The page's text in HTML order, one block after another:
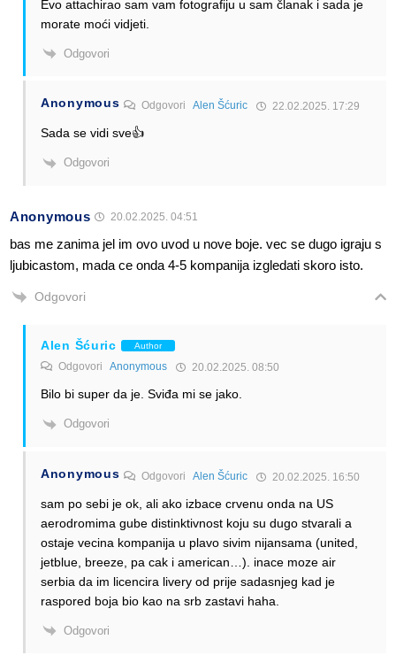
Evo attachirao sam vam fotografiju u sam članak i sada je
morate moći vidjeti.
Odgovori
Anonymous OdgovoriAlen Šćuric 22.02.2025. 17:29
Sada se vidi sve👍
Odgovori
Anonymous 20.02.2025. 04:51
bas me zanima jel im ovo uvod u nove boje. vec se dugo igraju s
ljubicastom, mada ce onda 4-5 kompanija izgledati skoro isto.
Odgovori
Alen Šćuric Author
Odgovori Anonymous 20.02.2025. 08:50
Bilo bi super da je. Sviđa mi se jako.
Odgovori
Anonymous OdgovoriAlen Šćuric 20.02.2025. 16:50
sam po sebi je ok, ali ako izbace crvenu onda na US
aerodromima gube distinktivnost koju su dugo stvarali a
ostaje vecina kompanija u plavo sivim nijansama (united,
jetblue, breeze, pa cak i american…). inace moze air
serbia da im licencira livery od prije sadasnjeg kad je
raspored boja bio kao na srb zastavi haha.
Odgovori